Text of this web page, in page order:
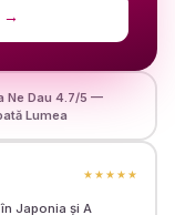
→
Ne Dau 4.7/5 —
Lumea
★★★★★
Japonia și A